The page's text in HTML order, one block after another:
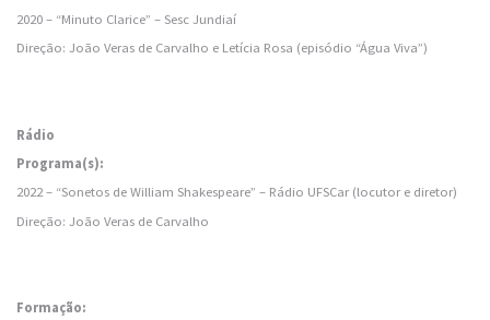
2020 – “Minuto Clarice” – Sesc Jundiaí
Direção: João Veras de Carvalho e Letícia Rosa (episódio “Água Viva”)
Rádio
Programa(s):
2022 – “Sonetos de William Shakespeare” – Rádio UFSCar (locutor e diretor)
Direção: João Veras de Carvalho
Formação: